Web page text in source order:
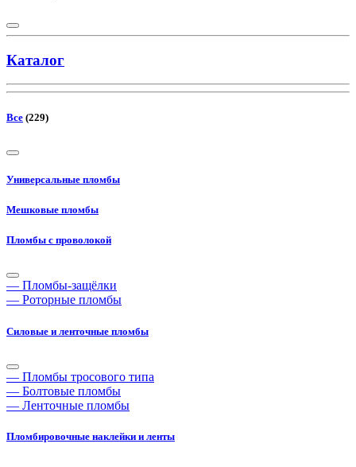
Каталог
Все (229)
Универсальные пломбы
Мешковые пломбы
Пломбы с проволокой
— Пломбы-защёлки
— Роторные пломбы
Силовые и ленточные пломбы
— Пломбы тросового типа
— Болтовые пломбы
— Ленточные пломбы
Пломбировочные наклейки и ленты